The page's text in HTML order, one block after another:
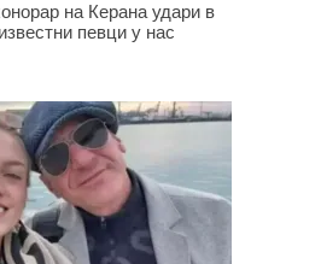
на Керана удари в
певци у нас